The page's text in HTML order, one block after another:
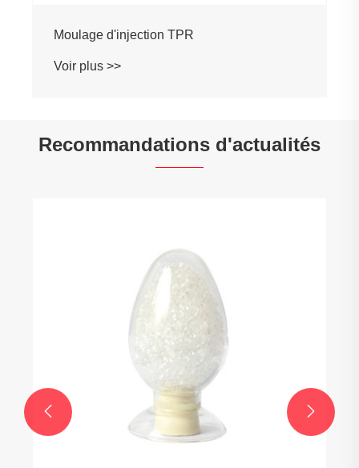
Moulage d'injection TPR
Voir plus >>
Recommandations d'actualités
 